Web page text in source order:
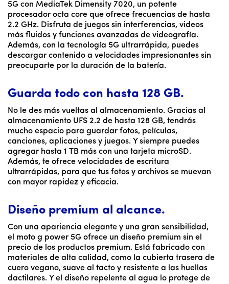
5G con MediaTek Dimensity 7020, un potente
procesador octa core que ofrece frecuencias de hasta
2.2 GHz. Disfruta de juegos sin interferencias, videos
más fluidos y funciones avanzadas de videografía.
Además, con la tecnología 5G ultrarrápida, puedes
descargar contenido a velocidades impresionantes sin
preocuparte por la duración de la batería.
Guarda todo con hasta 128 GB.
No le des más vueltas al almacenamiento. Gracias al
almacenamiento UFS 2.2 de hasta 128 GB, tendrás
mucho espacio para guardar fotos, películas,
canciones, aplicaciones y juegos. Y siempre puedes
agregar hasta 1 TB más con una tarjeta microSD.
Además, te ofrece velocidades de escritura
ultrarrápidas, para que tus fotos y archivos se muevan
con mayor rapidez y eficacia.
Diseño premium al alcance.
Con una apariencia elegante y una gran sensibilidad,
el moto g power 5G ofrece un diseño premium sin el
precio de los productos premium. Está fabricado con
materiales de alta calidad, como la cubierta trasera de
cuero vegano, suave al tacto y resistente a las huellas
dactilares. Y el diseño repelente al agua lo protege de